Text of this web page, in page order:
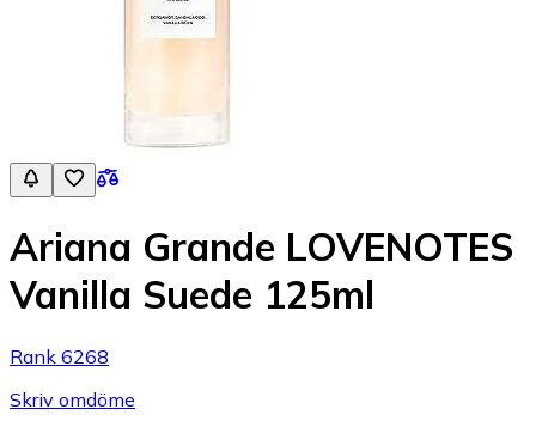
Ariana Grande LOVENOTES
Vanilla Suede 125ml
Rank 6268
Skriv omdöme